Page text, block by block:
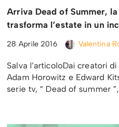
Arriva Dead of Summer,
trasforma l’estate in un
28 Aprile 2016 Valentina
Salva l’articoloDai creatori
Adam Horowitz e Edward
serie tv, “ Dead of summer